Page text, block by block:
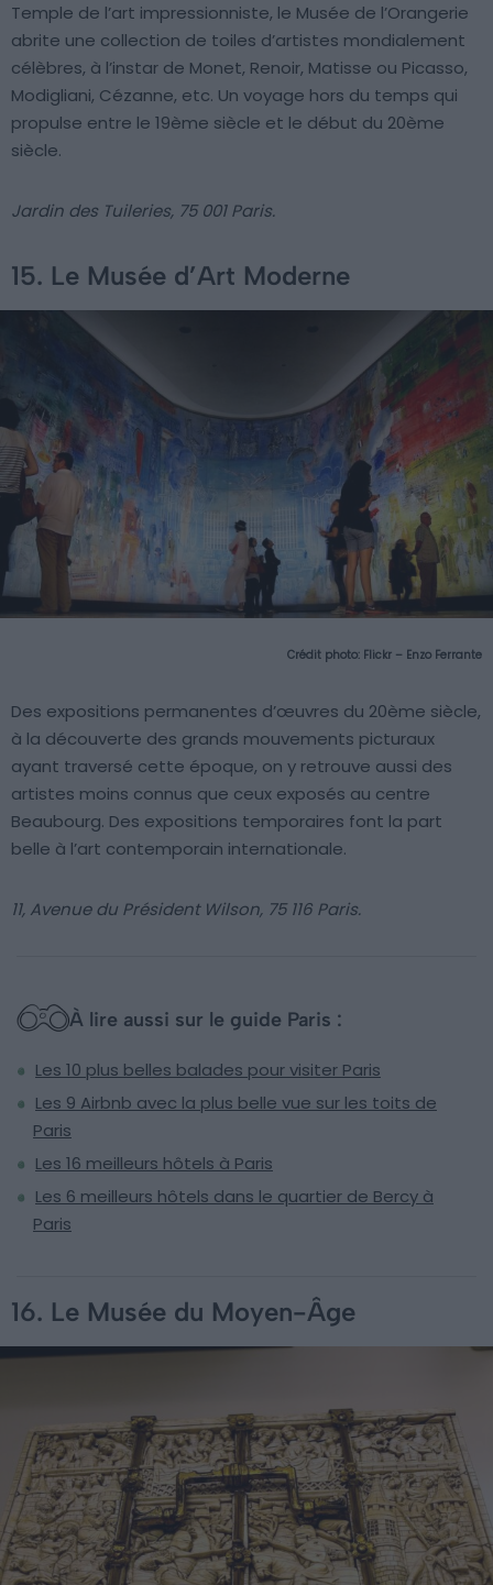
Temple de l’art impressionniste, le Musée de l’Orangerie
abrite une collection de toiles d’artistes mondialement
célèbres, à l’instar de Monet, Renoir, Matisse ou Picasso,
Modigliani, Cézanne, etc. Un voyage hors du temps qui
propulse entre le 19ème siècle et le début du 20ème
siècle.
Jardin des Tuileries, 75 001 Paris.
15. Le Musée d’Art Moderne
Crédit photo: Flickr – Enzo Ferrante
Des expositions permanentes d’œuvres du 20ème siècle,
à la découverte des grands mouvements picturaux
ayant traversé cette époque, on y retrouve aussi des
artistes moins connus que ceux exposés au centre
Beaubourg. Des expositions temporaires font la part
belle à l’art contemporain internationale.
11, Avenue du Président Wilson, 75 116 Paris.
À lire aussi sur le guide Paris :
Les 10 plus belles balades pour visiter Paris
Les 9 Airbnb avec la plus belle vue sur les toits de
Paris
Les 16 meilleurs hôtels à Paris
Les 6 meilleurs hôtels dans le quartier de Bercy à
Paris
16. Le Musée du Moyen-Âge